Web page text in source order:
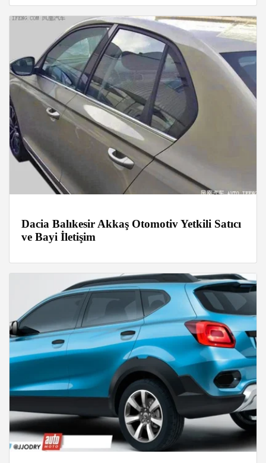
Dacia Balıkesir Akkaş Otomotiv Yetkili Satıcı
ve Bayi İletişim